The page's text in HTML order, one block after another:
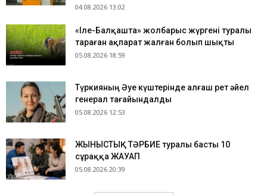
04.08.2026 13:02
«Іле-Балқашта» жолбарыс жүргені туралы
тараған ақпарат жалған болып шықты
05.08.2026 18:59
Түркияның Әуе күштерінде алғаш рет әйел
генерал тағайындалды
05.08.2026 12:53
ЖЫНЫСТЫҚ ТӘРБИЕ туралы басты 10
сұраққа ЖАУАП
05.08.2026 20:39